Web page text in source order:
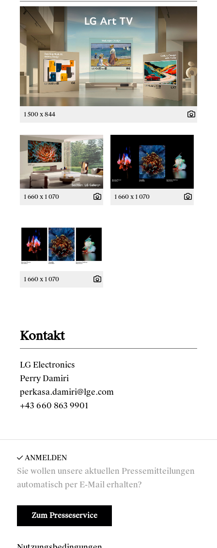
1 500 x 844
1 660 x 1 070 1 660 x 1 070
1 660 x 1 070
Kontakt
LG Electronics
Perry Damiri
perkasa.damiri@lge.com
+43 660 863 9901
ANMELDEN
Sie wollen unsere aktuellen Pressemitteilungen
automatisch per E-Mail erhalten?
Zum Presseservice